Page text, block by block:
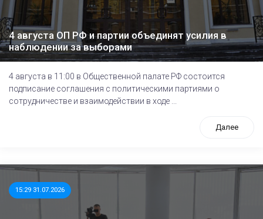
4 августа ОП РФ и партии объединят усилия в
наблюдении за выборами
4 августа в 11:00 в Общественной палате РФ состоится
подписание соглашения с политическими партиями о
сотрудничестве и взаимодействии в ходе ...
Далее
15:29 31.07.2026